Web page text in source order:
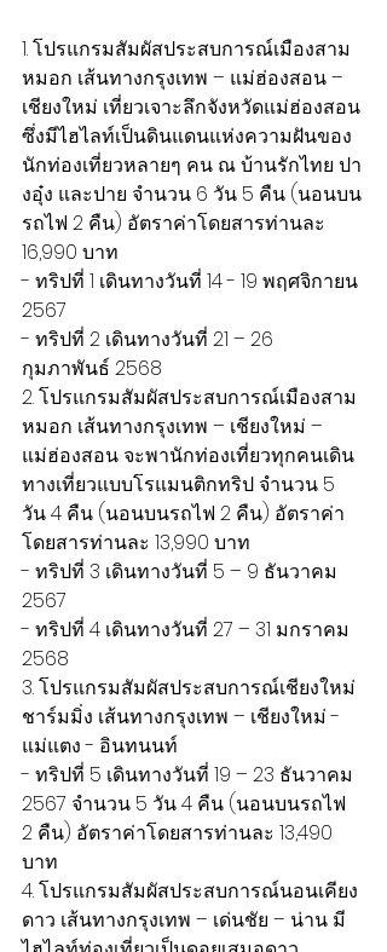
1. โปรแกรมสัมผัสประสบการณ์เมืองสาม
หมอก เส้นทางกรุงเทพ – แม่ฮ่องสอน –
เชียงใหม่ เที่ยวเจาะลึกจังหวัดแม่ฮ่องสอน
ซึ่งมีไฮไลท์เป็นดินแดนแห่งความฝันของ
นักท่องเที่ยวหลายๆ คน ณ บ้านรักไทย ปา
งอุ๋ง และปาย จำนวน 6 วัน 5 คืน (นอนบน
รถไฟ 2 คืน) อัตราค่าโดยสารท่านละ
16,990 บาท
- ทริปที่ 1 เดินทางวันที่ 14 - 19 พฤศจิกายน
2567
- ทริปที่ 2 เดินทางวันที่ 21 – 26
กุมภาพันธ์ 2568
2. โปรแกรมสัมผัสประสบการณ์เมืองสาม
หมอก เส้นทางกรุงเทพ – เชียงใหม่ –
แม่ฮ่องสอน จะพานักท่องเที่ยวทุกคนเดิน
ทางเที่ยวแบบโรแมนติกทริป จำนวน 5
วัน 4 คืน (นอนบนรถไฟ 2 คืน) อัตราค่า
โดยสารท่านละ 13,990 บาท
- ทริปที่ 3 เดินทางวันที่ 5 – 9 ธันวาคม
2567
- ทริปที่ 4 เดินทางวันที่ 27 – 31 มกราคม
2568
3. โปรแกรมสัมผัสประสบการณ์เชียงใหม่
ชาร์มมิ่ง เส้นทางกรุงเทพ – เชียงใหม่ -
แม่แตง - อินทนนท์
- ทริปที่ 5 เดินทางวันที่ 19 – 23 ธันวาคม
2567 จำนวน 5 วัน 4 คืน (นอนบนรถไฟ
2 คืน) อัตราค่าโดยสารท่านละ 13,490
บาท
4. โปรแกรมสัมผัสประสบการณ์นอนเคียง
ดาว เส้นทางกรุงเทพ – เด่นชัย – น่าน มี